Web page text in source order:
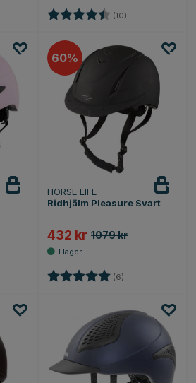
Betyg: (10)
60
HORSE LIFE
Ridhjälm Pleasure Svart
432 kr 1079 kr
Betyg: (6)